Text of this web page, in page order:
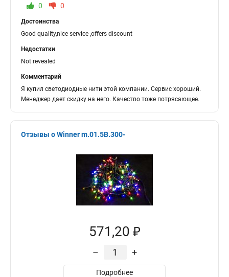
0 0
Достоинства
Good quality,nice service ,offers discount
Недостатки
Not revealed
Комментарий
Я купил светодиодные нити этой компании. Сервис хороший.
Менеджер дает скидку на него. Качество тоже потрясающее.
Отзывы о Winner m.01.5B.300-
571,20 ₽
– +
Подробнее